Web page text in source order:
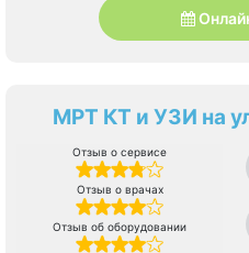
МРТ КТ и УЗИ на
Отзыв о сервисе
Отзыв о врачах
Отзыв об оборудовании